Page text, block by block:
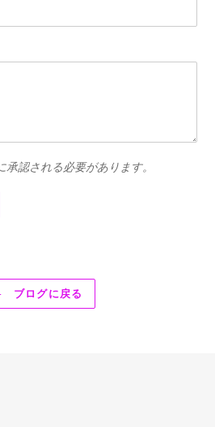
認される必要があります。
ブログに戻る